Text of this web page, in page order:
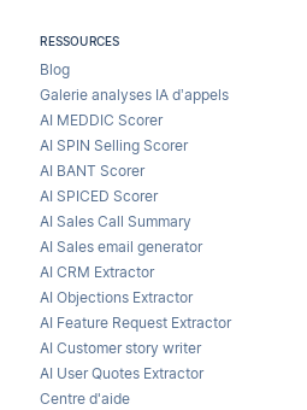
RESSOURCES
Blog
Galerie analyses IA d’appels
AI MEDDIC Scorer
AI SPIN Selling Scorer
AI BANT Scorer
AI SPICED Scorer
AI Sales Call Summary
AI Sales email generator
AI CRM Extractor
AI Objections Extractor
AI Feature Request Extractor
AI Customer story writer
AI User Quotes Extractor
Centre d'aide